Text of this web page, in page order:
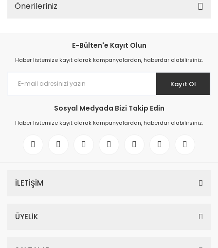
Önerileriniz
E-Bülten'e Kayıt Olun
Haber listemize kayıt olarak kampanyalardan, haberdar olabilirsiniz.
Kayıt Ol
Sosyal Medyada Bizi Takip Edin
Haber listemize kayıt olarak kampanyalardan, haberdar olabilirsiniz.
İLETİŞİM
ÜYELİK